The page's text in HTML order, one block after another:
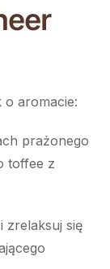
o aromacie:
prażonego
toffee z
zrelaksuj się